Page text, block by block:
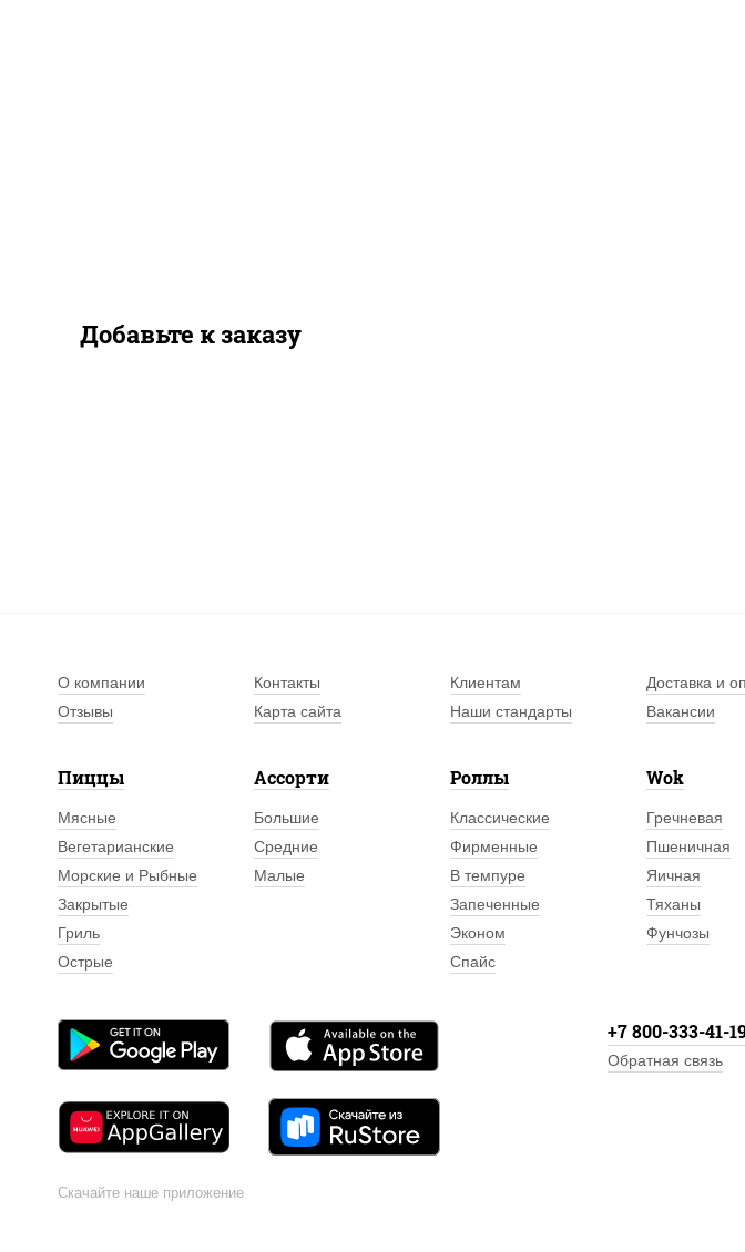
Добавьте к заказу
О компании Контакты Клиентам Доставка и
Отзывы
Карта сайта Наши стандарты Вакансии
Пиццы
Мясные
Вегетарианские
Морские и Рыбные
Закрытые
Гриль
Острые
Ассорти
Большие
Средние
Малые
Роллы
Классические
Фирменные
В темпуре
Запеченные
Эконом
Спайс
Wok
Гречневая
Пшеничная
Яичная
Тяханы
Фунчозы
Скачайте наше приложение
+7 800-333-41-
Обратная связь